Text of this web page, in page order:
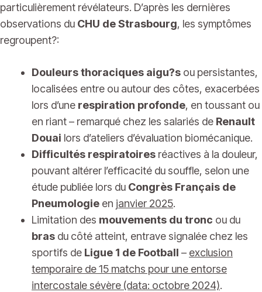
particulièrement révélateurs. D’après les dernières
observations du CHU de Strasbourg, les symptômes
regroupent?:
Douleurs thoraciques aigu?s ou persistantes,
localisées entre ou autour des côtes, exacerbées
lors d’une respiration profonde, en toussant ou
en riant – remarqué chez les salariés de Renault
Douai lors d’ateliers d’évaluation biomécanique.
Difficultés respiratoires réactives à la douleur,
pouvant altérer l’efficacité du souffle, selon une
étude publiée lors du Congrès Français de
Pneumologie en janvier 2025.
Limitation des mouvements du tronc ou du
bras du côté atteint, entrave signalée chez les
sportifs de Ligue 1 de Football – exclusion
temporaire de 15 matchs pour une entorse
intercostale sévère (data: octobre 2024).